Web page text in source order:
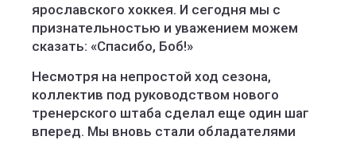
ярославского хоккея. И сегодня мы с
признательностью и уважением можем
сказать: «Спасибо, Боб!»
Несмотря на непростой ход сезона,
коллектив под руководством нового
тренерского штаба сделал еще один шаг
вперед. Мы вновь стали обладателями